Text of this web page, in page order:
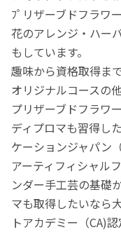
ﾌﾟリザーブドフラワ
花のアレンジ・ハー
もしています。
趣味から資格取得ま
オリジナルコースの他
プリザーブドフラワ
ディプロマも習得し
ケーションジャパン
アーティフィシャル
ンダー手工芸の基礎
マも取得したいなら
トアカデミー（CA)認